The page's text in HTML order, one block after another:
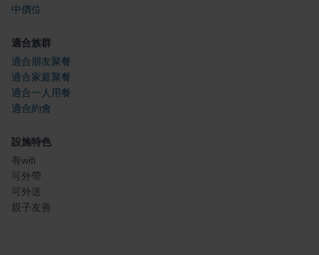
中價位
適合族群
適合朋友聚餐
適合家庭聚餐
適合一人用餐
適合約會
設施特色
有wifi
可外帶
可外送
親子友善